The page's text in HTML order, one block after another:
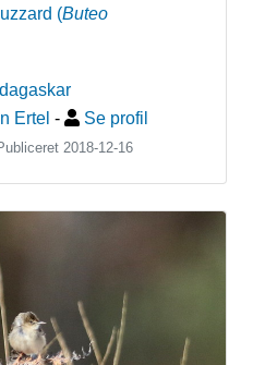
(Buteo
Ertel - Se profil
2018-12-16